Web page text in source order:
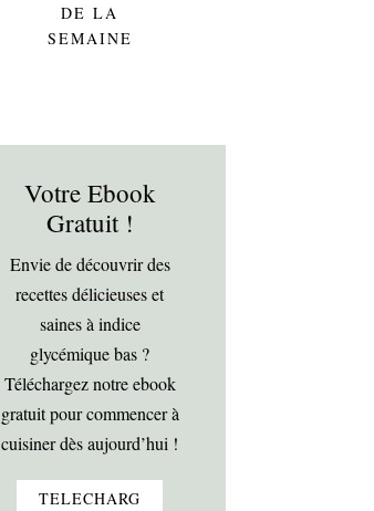
DE LA
SEMAINE
Votre Ebook
Gratuit !
Envie de découvrir des
recettes délicieuses et
saines à indice
glycémique bas ?
Téléchargez notre ebook
gratuit pour commencer à
cuisiner dès aujourd’hui !
TELECHARG